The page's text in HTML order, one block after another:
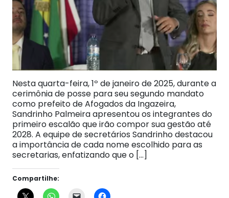
Nesta quarta-feira, 1º de janeiro de 2025, durante a
cerimônia de posse para seu segundo mandato
como prefeito de Afogados da Ingazeira,
Sandrinho Palmeira apresentou os integrantes do
primeiro escalão que irão compor sua gestão até
2028. A equipe de secretários Sandrinho destacou
a importância de cada nome escolhido para as
secretarias, enfatizando que o […]
Compartilhe: